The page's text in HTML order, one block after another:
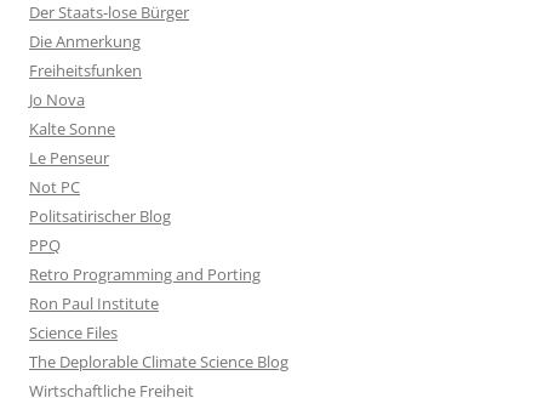
Der Staats-lose Bürger
Die Anmerkung
Freiheitsfunken
Jo Nova
Kalte Sonne
Le Penseur
Not PC
Politsatirischer Blog
PPQ
Retro Programming and Porting
Ron Paul Institute
Science Files
The Deplorable Climate Science Blog
Wirtschaftliche Freiheit